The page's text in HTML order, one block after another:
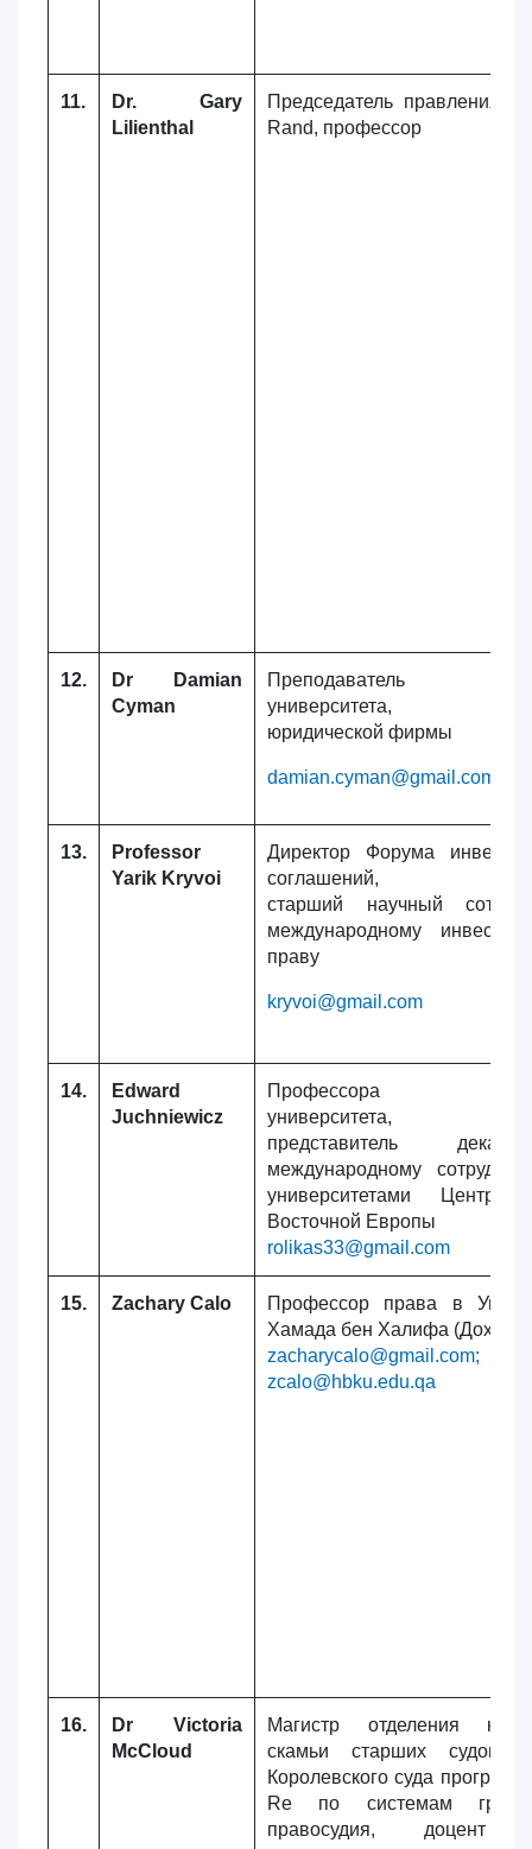
11.
Dr. Gary
Lilienthal
Председатель правления
Rand, профессор
12.
Dr Damian
Cyman
Преподаватель
университета,
юридической фирмы
damian.cyman@gmail.com
13.
Professor
Yarik Kryvoi
Директор Форума
соглашений,
старший научный
международному
праву
kryvoi@gmail.com
14.
Edward
Juchniewicz
Профессора
университета,
представитель
международному
университетами
Восточной Европы
rolikas33@gmail.com
15. Zachary Calo
Профессор права в
Хамада бен Халифа (Доха,
zacharycalo@gmail.com;
zcalo@hbku.edu.qa
16.
Dr Victoria
McCloud
Магистр отделения
скамьи старших судов,
Королевского суда
Re по системам
правосудия, доцент